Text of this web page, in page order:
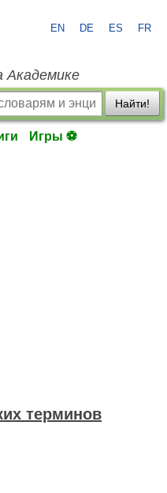
EN DE ES FR
Академике
Найти!
Игры ⚽
терминов